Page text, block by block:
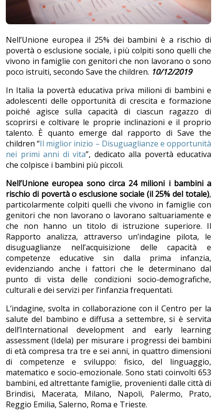
Nell’Unione europea il 25% dei bambini è a rischio di
povertà o esclusione sociale, i più colpiti sono quelli che
vivono in famiglie con genitori che non lavorano o sono
poco istruiti, secondo Save the children. 10/12/2019
In Italia la povertà educativa priva milioni di bambini e
adolescenti delle opportunità di crescita e formazione
poiché agisce sulla capacità di ciascun ragazzo di
scoprirsi e coltivare le proprie inclinazioni e il proprio
talento. È quanto emerge dal rapporto di Save the
children “Il miglior inizio – Disuguaglianze e opportunità
nei primi anni di vita”, dedicato alla povertà educativa
che colpisce i bambini più piccoli.
Nell’Unione europea sono circa 24 milioni i bambini a
rischio di povertà o esclusione sociale (il 25% del totale),
particolarmente colpiti quelli che vivono in famiglie con
genitori che non lavorano o lavorano saltuariamente e
che non hanno un titolo di istruzione superiore. Il
Rapporto analizza, attraverso un’indagine pilota, le
disuguaglianze nell’acquisizione delle capacità e
competenze educative sin dalla prima infanzia,
evidenziando anche i fattori che le determinano dal
punto di vista delle condizioni socio-demografiche,
culturali e dei servizi per l’infanzia frequentati.
L’indagine, svolta in collaborazione con il Centro per la
salute del bambino e diffusa a settembre, si è servita
dell’International development and early learning
assessment (Idela) per misurare i progressi dei bambini
di età compresa tra tre e sei anni, in quattro dimensioni
di competenze e sviluppo: fisico, del linguaggio,
matematico e socio-emozionale. Sono stati coinvolti 653
bambini, ed altrettante famiglie, provenienti dalle città di
Brindisi, Macerata, Milano, Napoli, Palermo, Prato,
Reggio Emilia, Salerno, Roma e Trieste.